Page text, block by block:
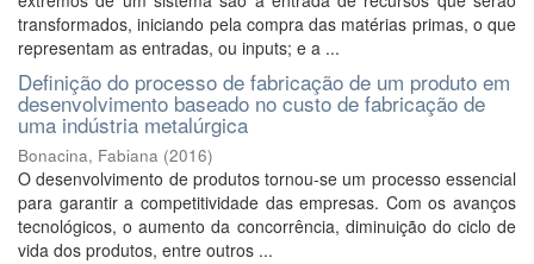
transformados, iniciando pela compra das matérias primas, o que
representam as entradas, ou inputs; e a ...
Definição do processo de fabricação de um produto em
desenvolvimento baseado no custo de fabricação de
uma indústria metalúrgica
Bonacina, Fabiana (2016)
O desenvolvimento de produtos tornou-se um processo essencial
para garantir a competitividade das empresas. Com os avanços
tecnológicos, o aumento da concorrência, diminuição do ciclo de
vida dos produtos, entre outros ...